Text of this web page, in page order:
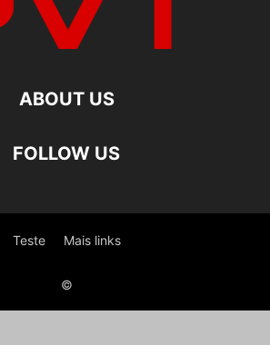
ABOUT US
FOLLOW US
Teste Mais links
©